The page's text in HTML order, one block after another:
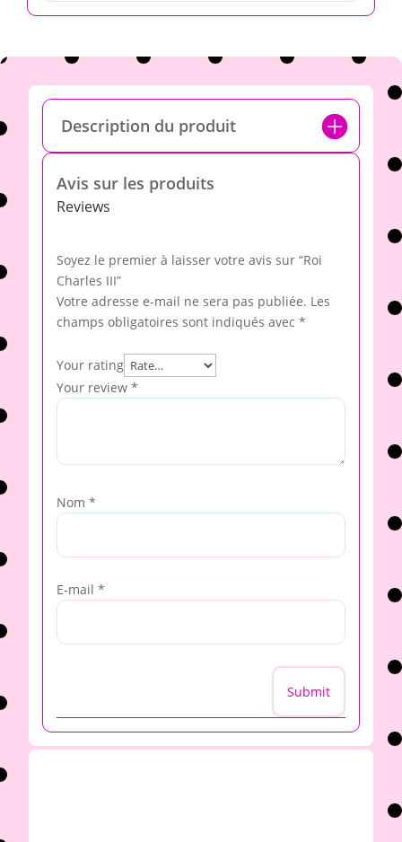
Description du produit
Avis sur les produits
Reviews
Soyez le premier à laisser votre avis sur “Roi
Charles III”
Votre adresse e-mail ne sera pas publiée. Les
champs obligatoires sont indiqués avec *
Your rating
Your review *
Nom *
E-mail *
Submit